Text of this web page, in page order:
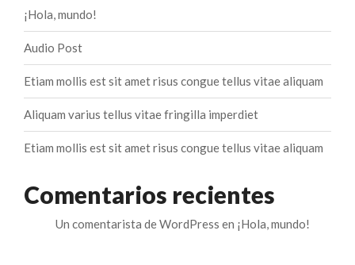
¡Hola, mundo!
Audio Post
Etiam mollis est sit amet risus congue tellus vitae aliquam
Aliquam varius tellus vitae fringilla imperdiet
Etiam mollis est sit amet risus congue tellus vitae aliquam
Comentarios recientes
Un comentarista de WordPress en ¡Hola, mundo!